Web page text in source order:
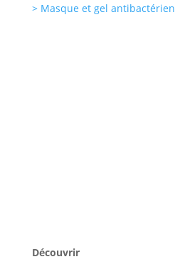
> Masque et gel antibactérien
Découvrir